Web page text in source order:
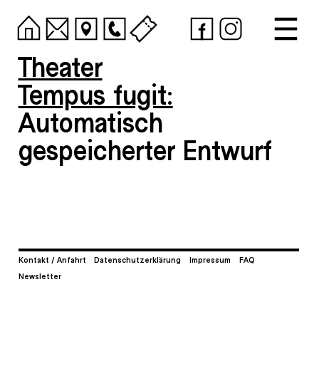
Theater
Tempus fugit:
Automatisch
gespeicherter Entwurf
Kontakt / Anfahrt Datenschutzerklärung Impressum
FAQ
Newsletter